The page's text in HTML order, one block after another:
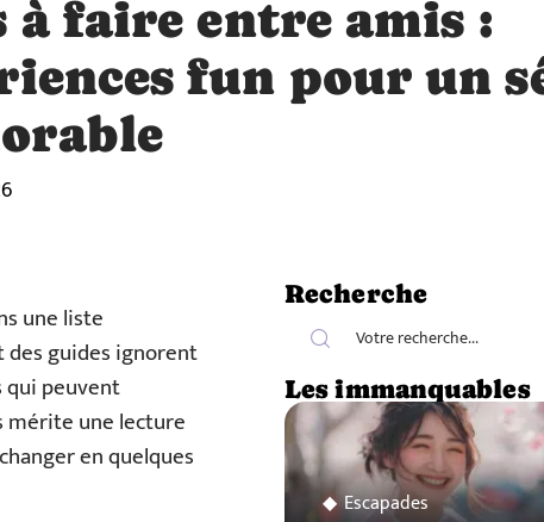
à faire entre amis :
fun pour un
une liste
des guides ignorent
qui peuvent
mérite une lecture
en quelques
Recherche
Les immanquables
Escapades